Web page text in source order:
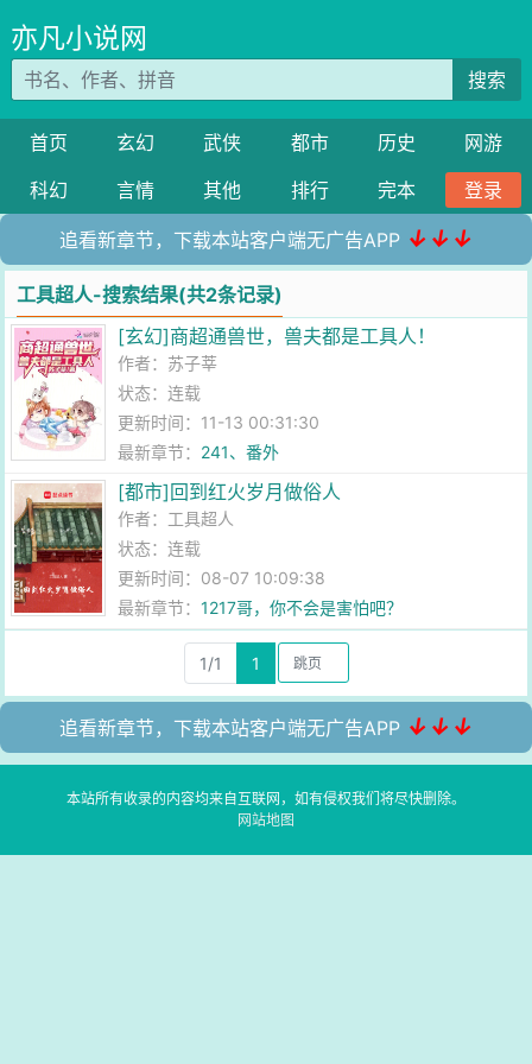
亦凡小说网
搜索
首页 玄幻 武侠 都市 历史
网游
科幻
言情 其他 排行 完本 登录
追看新章节，下载本站客户端无广告APP ↓↓↓
工具超人-搜索结果(共2条记录)
[玄幻]商超通兽世，兽夫都是工具人！
作者： 苏子莘
状态：连载
更新时间：11-13 00:31:30
最新章节： 241、番外
[都市]回到红火岁月做俗人
作者： 工具超人
状态：连载
更新时间：08-07 10:09:38
最新章节：1217哥，你不会是害怕吧？
1/1 1
追看新章节，下载本站客户端无广告APP ↓↓↓
本站所有收录的内容均来自互联网，如有侵权我们将尽快删除。
网站地图